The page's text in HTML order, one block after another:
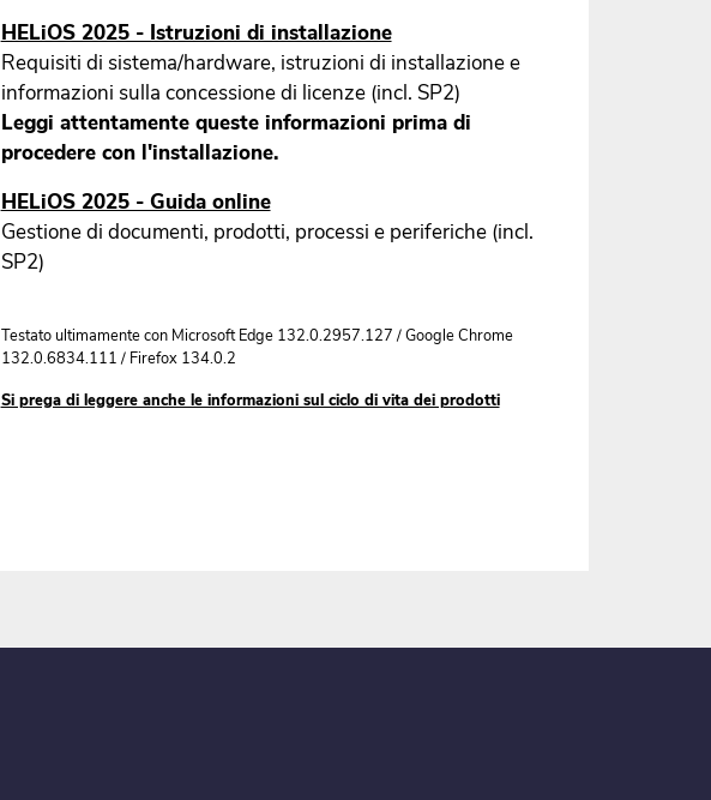
HELiOS 2025 - Istruzioni di installazione
Requisiti di sistema/hardware, istruzioni di installazione e
informazioni sulla concessione di licenze (incl. SP2)
Leggi attentamente queste informazioni prima di
procedere con l'installazione.
HELiOS 2025 - Guida online
Gestione di documenti, prodotti, processi e periferiche (incl.
SP2)
Testato ultimamente con Microsoft Edge 132.0.2957.127 / Google Chrome
132.0.6834.111 / Firefox 134.0.2
Si prega di leggere anche le informazioni sul ciclo di vita dei prodotti